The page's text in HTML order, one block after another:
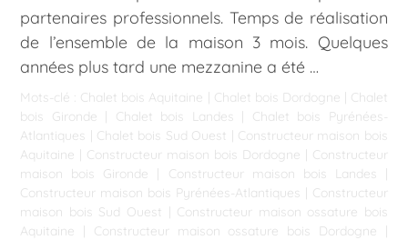
partenaires professionnels. Temps de réalisation
de l’ensemble de la maison 3 mois. Quelques
années plus tard une mezzanine a été …
Mots-clé : Chalet bois Aquitaine | Chalet bois Dordogne | Chalet
bois Gironde | Chalet bois Landes | Chalet bois Pyrénées-
Atlantiques | Chalet bois Sud Ouest | Constructeur maison bois
Aquitaine | Constructeur maison bois Dordogne | Constructeur
maison bois Gironde | Constructeur maison bois Landes |
Constructeur maison bois Pyrénées-Atlantiques | Constructeur
maison bois Sud Ouest | Constructeur maison ossature bois
Aquitaine | Constructeur maison ossature bois Dordogne |